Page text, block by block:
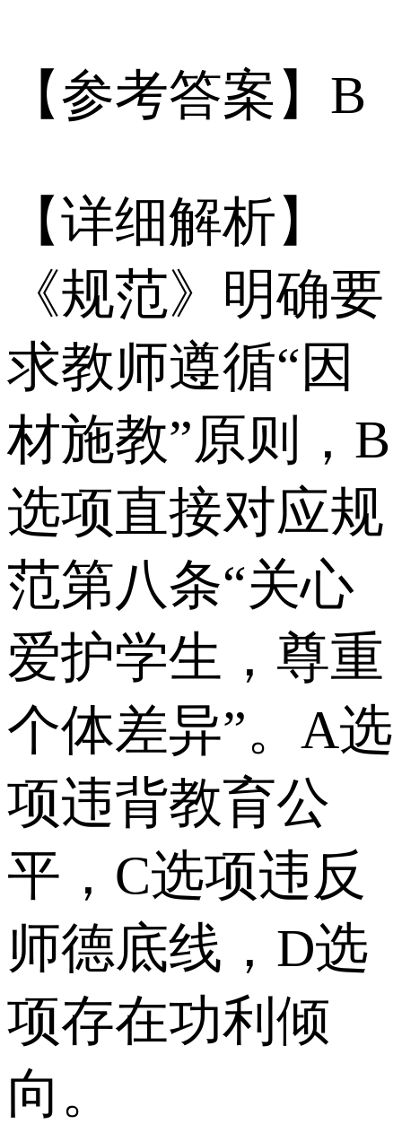
【参考答案】B
【详细解析】
《规范》明确要
求教师遵循“因
材施教”原则，B
选项直接对应规
范第八条“关心
爱护学生，尊重
个体差异”。A选
项违背教育公
平，C选项违反
师德底线，D选
项存在功利倾
向。